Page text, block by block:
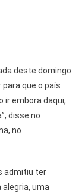
deste domingo
que o país
ir embora daqui,
disse no
no
admitiu ter
alegria, uma